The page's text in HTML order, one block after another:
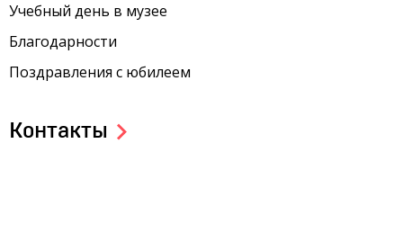
Учебный день в музее
Благодарности
Поздравления с юбилеем
Контакты